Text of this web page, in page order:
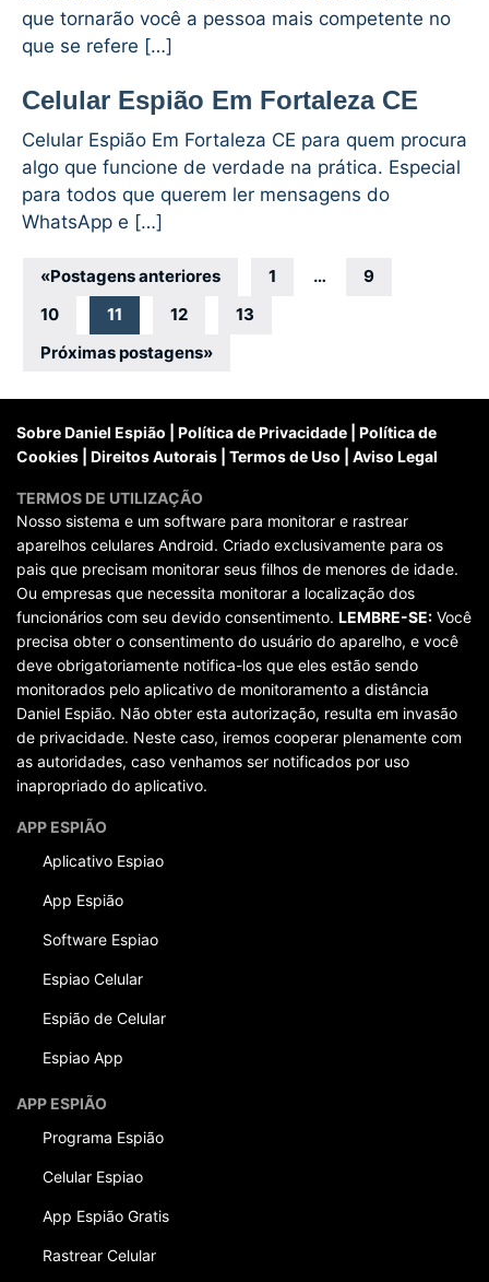
que tornarão você a pessoa mais competente no
que se refere […]
Celular Espião Em Fortaleza CE
Celular Espião Em Fortaleza CE para quem procura
algo que funcione de verdade na prática. Especial
para todos que querem ler mensagens do
WhatsApp e […]
Navegação
por
posts
«Postagens anteriores 1 …
9
10
11 12
13
Próximas postagens»
Sobre Daniel Espião Política de Privacidade
Política de
Cookies
Direitos Autorais Termos de Uso Aviso Legal
TERMOS DE UTILIZAÇÃO
Nosso sistema e um software para monitorar e rastrear
aparelhos celulares Android. Criado exclusivamente para os
pais que precisam monitorar seus filhos de menores de idade.
Ou empresas que necessita monitorar a localização dos
funcionários com seu devido consentimento. LEMBRE-SE: Você
precisa obter o consentimento do usuário do aparelho, e você
deve obrigatoriamente notifica-los que eles estão sendo
monitorados pelo aplicativo de monitoramento a distância
Daniel Espião. Não obter esta autorização, resulta em invasão
de privacidade. Neste caso, iremos cooperar plenamente com
as autoridades, caso venhamos ser notificados por uso
inapropriado do aplicativo.
APP ESPIÃO
Aplicativo Espiao
App Espião
Software Espiao
Espiao Celular
Espião de Celular
Espiao App
APP ESPIÃO
Programa Espião
Celular Espiao
App Espião Gratis
Rastrear Celular